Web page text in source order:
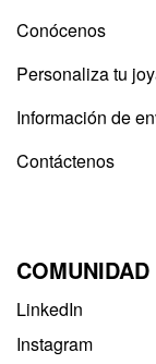
Conócenos
Personaliza tu
Información de
Contáctenos
COMUNIDAD
LinkedIn
Instagram